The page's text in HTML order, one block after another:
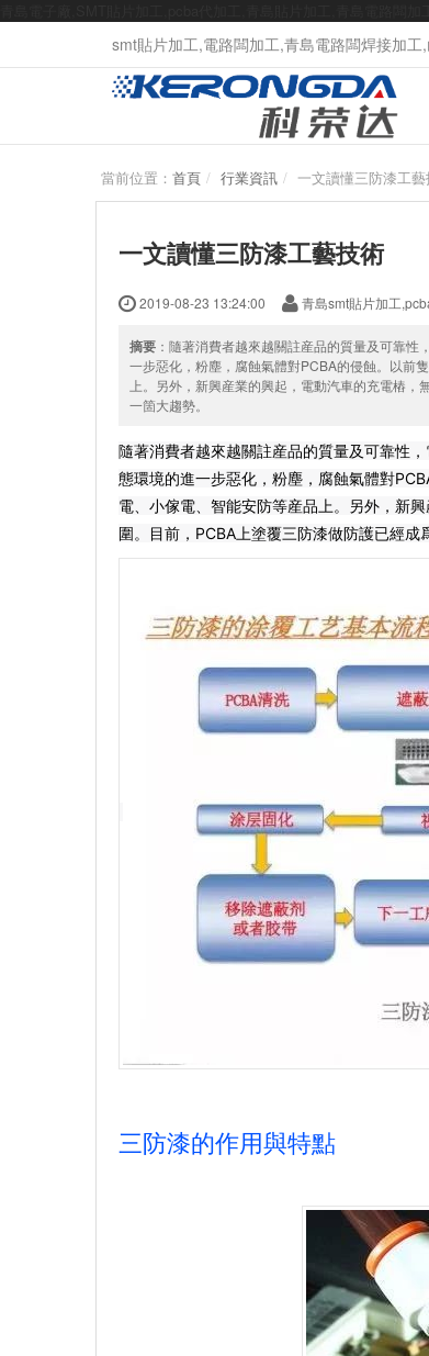
smt貼片加工,電路闆加工,青島電路闆焊接加
當前位置： 首頁 行業資訊 一文讀懂三防漆工
一文讀懂三防漆工藝技術
2019-08-23 13:24:00 青島smt貼片加工
摘要 ：隨著消費者越來越關註産品的質量及可靠
一步惡化，粉塵，腐蝕氣體對PCBA的侵蝕。以前
上。另外，新興産業的興起，電動汽車的充電樁
一箇大趨勢。
隨著消費者越來越關註産品的質量及可靠性
態環境的進一步惡化，粉塵，腐蝕氣體對
電、小傢電、智能安防等産品上。另外，新
圍。目前，PCBA上塗覆三防漆做防護已經成
三防漆的作用與特點